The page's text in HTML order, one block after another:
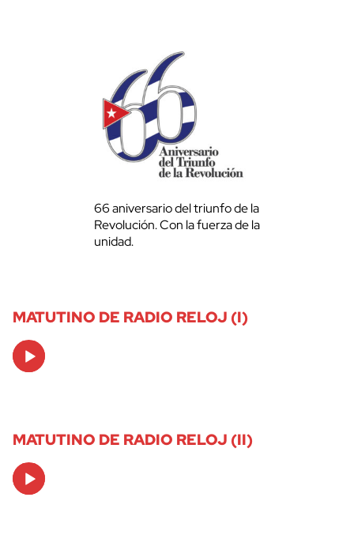
66 aniversario del triunfo de la
Revolución. Con la fuerza de la
unidad.
MATUTINO DE RADIO RELOJ (I)
Audio
Player
MATUTINO DE RADIO RELOJ (II)
Audio
Player